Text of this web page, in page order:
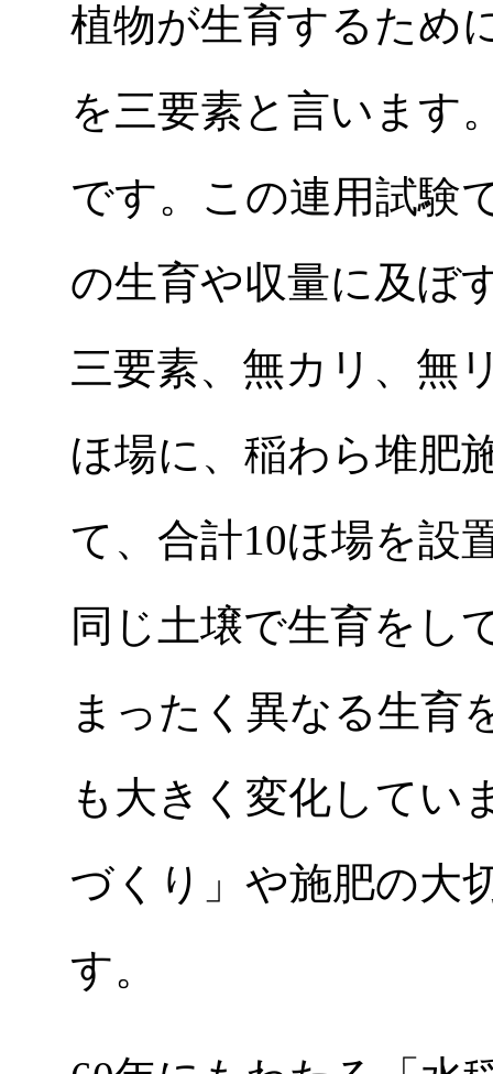
植物が生育するため
を三要素と言います
です。この連用試験
の生育や収量に及ぼ
三要素、無カリ、無
ほ場に、稲わら堆肥
て、合計10ほ場を設
同じ土壌で生育をし
まったく異なる生育
も大きく変化してい
づくり」や施肥の大
す。